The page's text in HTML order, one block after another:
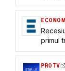
afară,
primul
PROTV